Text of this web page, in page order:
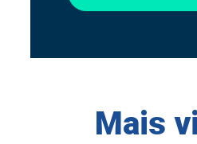
Mais